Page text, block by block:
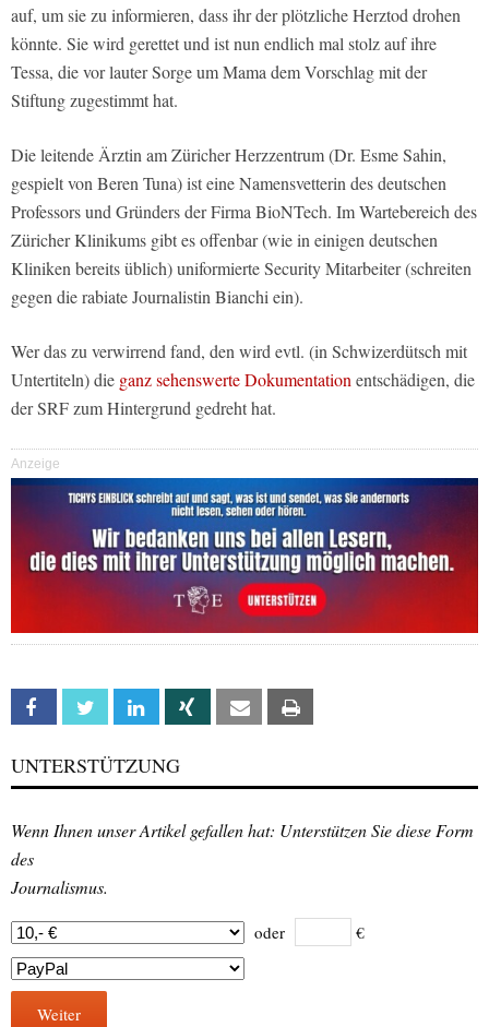
auf, um sie zu informieren, dass ihr der plötzliche Herztod drohen
könnte. Sie wird gerettet und ist nun endlich mal stolz auf ihre
Tessa, die vor lauter Sorge um Mama dem Vorschlag mit der
Stiftung zugestimmt hat.
Die leitende Ärztin am Züricher Herzzentrum (Dr. Esme Sahin,
gespielt von Beren Tuna) ist eine Namensvetterin des deutschen
Professors und Gründers der Firma BioNTech. Im Wartebereich des
Züricher Klinikums gibt es offenbar (wie in einigen deutschen
Kliniken bereits üblich) uniformierte Security Mitarbeiter (schreiten
gegen die rabiate Journalistin Bianchi ein).
Wer das zu verwirrend fand, den wird evtl. (in Schwizerdütsch mit
Untertiteln) die ganz sehenswerte Dokumentation entschädigen, die
der SRF zum Hintergrund gedreht hat.
Anzeige
Facebook Twitter Linkedin Xing Email
UNTERSTÜTZUNG
Wenn Ihnen unser Artikel gefallen hat: Unterstützen Sie diese Form
des
Journalismus.
oder €
Weiter